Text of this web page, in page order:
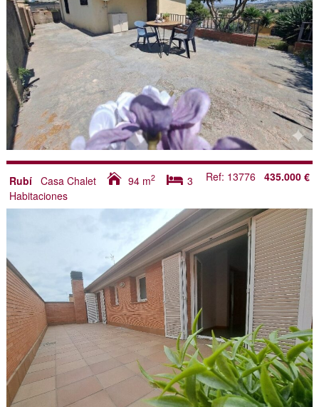
RubíCasa Chalet 94 m2
3
Habitaciones
Ref: 13776435.000 €